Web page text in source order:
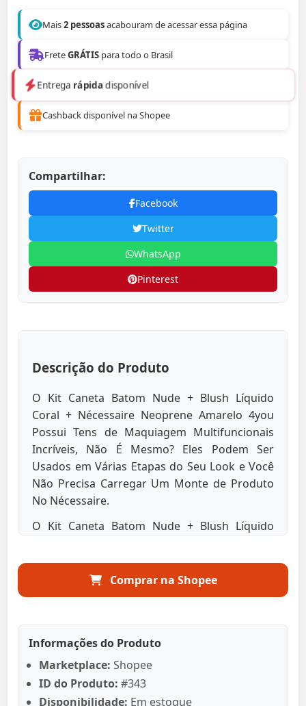
Mais2 pessoasacabouram de acessar essa página
FreteGRÁTIS para todo o Brasil
Entrega rápidadisponível
Cashback disponível na Shopee
Compartilhar:
Facebook
Twitter
WhatsApp
Pinterest
Descrição do Produto
O Kit Caneta Batom Nude + Blush Líquido
Coral + Nécessaire Neoprene Amarelo 4you
Possui Tens de Maquiagem Multifuncionais
Incríveis, Não É Mesmo? Eles Podem Ser
Usados em Várias Etapas do Seu Look e Você
Não Precisa Carregar Um Monte de Produto
No Nécessaire.
O Kit Caneta Batom Nude + Blush Líquido
Contém: - 1 Caneta Batom Nude - Silky Lip Pen
Mauve 4you 0,6ml; - 1 Blush Líquido Coral -
Flush Blush And Eyeshadow Bright Cherry
Caneta Batom Nude - Silky Lip Pen Mauve 4you
0,6ml: A Silky Lip Pen Tem Uma Ponta Fina
para Delinear Os Lábios, Fazer Um Contorno
Comprar na Shopee
Informações do Produto
Marketplace: Shopee
ID do Produto: #343
Disponibilidade: Em estoque